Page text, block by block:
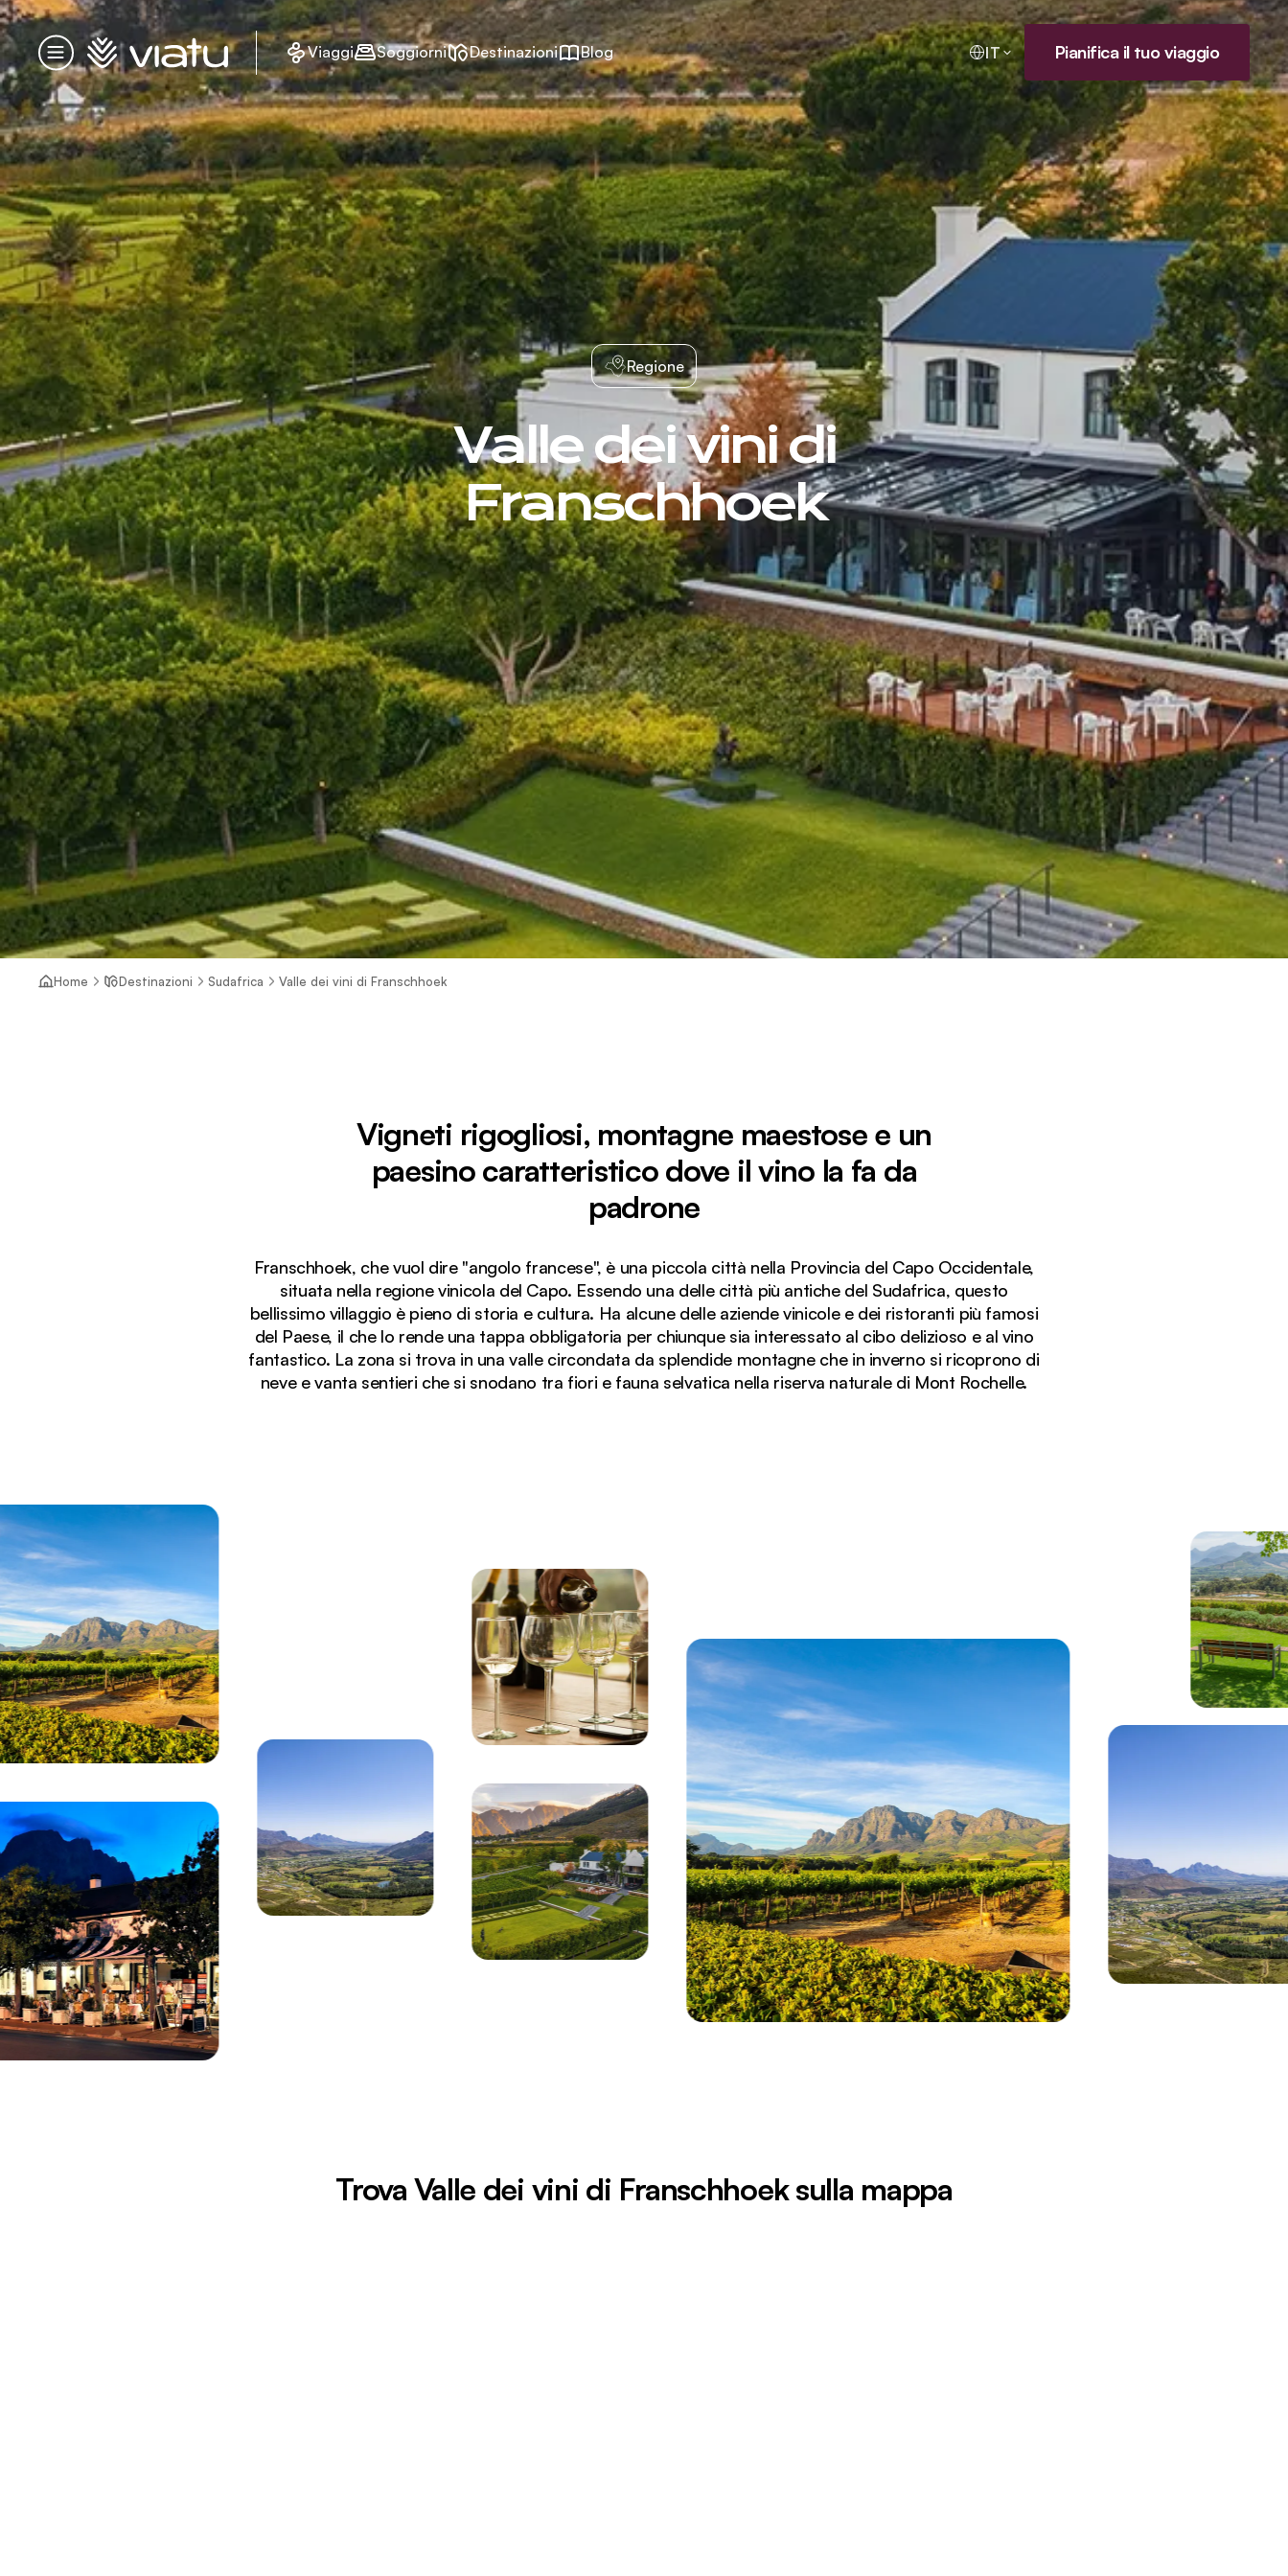
Menu
Homepage Viaggi Soggiorni Destinazioni Blog IT Pianifica il tuo viaggio
Sudafrica.
Regione
Valle dei vini di
Franschhoek
Home Destinazioni Sudafrica Valle dei vini di Franschhoek
Vigneti rigogliosi, montagne maestose e un
paesino caratteristico dove il vino la fa da
padrone
Franschhoek, che vuol dire "angolo francese", è una piccola città nella Provincia del Capo Occidentale,
situata nella regione vinicola del Capo. Essendo una delle città più antiche del Sudafrica, questo
bellissimo villaggio è pieno di storia e cultura. Ha alcune delle aziende vinicole e dei ristoranti più famosi
del Paese, il che lo rende una tappa obbligatoria per chiunque sia interessato al cibo delizioso e al vino
fantastico. La zona si trova in una valle circondata da splendide montagne che in inverno si ricoprono di
neve e vanta sentieri che si snodano tra fiori e fauna selvatica nella riserva naturale di Mont Rochelle.
Trova Valle dei vini di Franschhoek sulla mappa